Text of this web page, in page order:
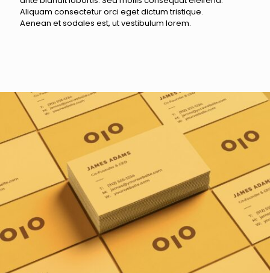
Aliquam consectetur orci eget dictum tristique.
Aenean et sodales est, ut vestibulum lorem.